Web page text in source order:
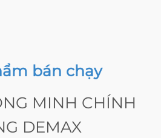
bán chạy
MINH CHÍNH
DEMAX